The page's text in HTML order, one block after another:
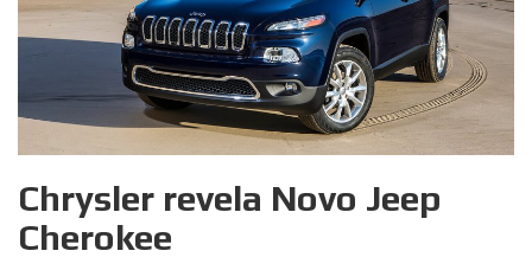
Chrysler revela Novo Jeep
Cherokee